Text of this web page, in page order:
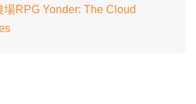
RPG Yonder: The Cloud